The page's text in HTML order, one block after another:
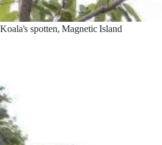
Koala's spotten, Magnetic Island